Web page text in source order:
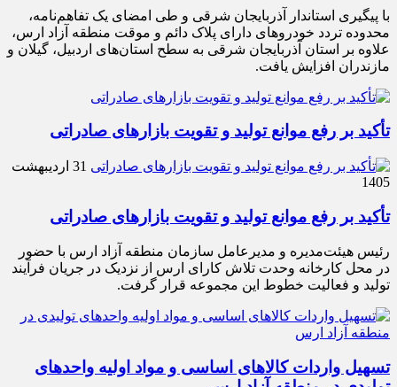
با پیگیری استاندار آذربایجان شرقی و طی امضای یک تفاهم‌نامه،
محدوده تردد خودروهای دارای پلاک دائم و موقت منطقه آزاد ارس،
علاوه بر استان آذربایجان شرقی به سطح استان‌های اردبیل، گیلان و
مازندران افزایش یافت.
تأکید بر رفع موانع تولید و تقویت بازارهای صادراتی
31 اردیبهشت
1405
تأکید بر رفع موانع تولید و تقویت بازارهای صادراتی
رئیس هیئت‌مدیره و مدیرعامل سازمان منطقه آزاد ارس با حضور
در محل کارخانه وحدت تلاش کارای ارس از نزدیک در جریان فرآیند
تولید و فعالیت خطوط این مجموعه قرار گرفت.
تسهیل واردات کالاهای اساسی و مواد اولیه واحدهای